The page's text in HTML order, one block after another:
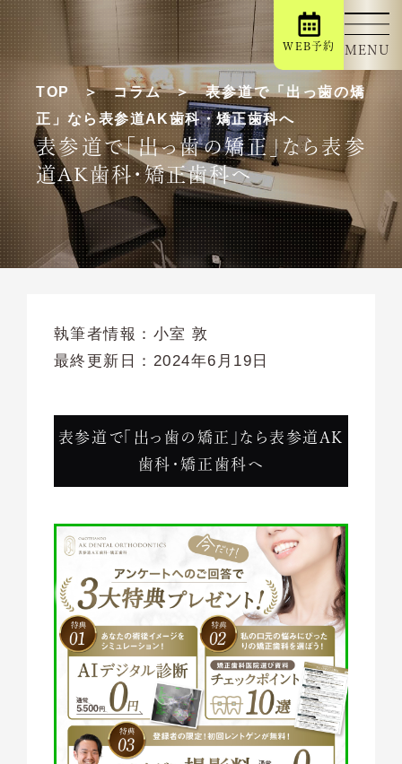
TOP コラム
表参道で「出っ歯の矯
正」なら表参道AK歯科・矯正歯科へ
表参道で「出っ歯の矯正」なら表参
道AK歯科・矯正歯科へ
執筆者情報： 小室 敦
最終更新日： 2024年6月19日
表参道で「出っ歯の矯正」なら表参道AK
歯科・矯正歯科へ
MENU
WEB予約